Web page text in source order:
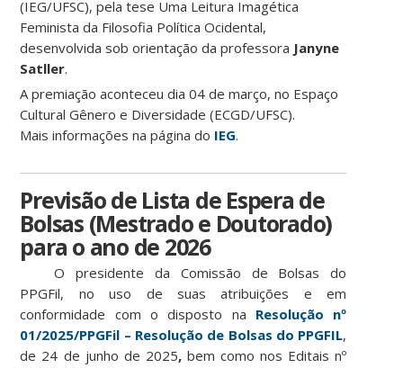
(IEG/UFSC), pela tese Uma Leitura Imagética
Feminista da Filosofia Política Ocidental,
desenvolvida sob orientação da professora Janyne
Satller.
A premiação aconteceu dia 04 de março, no Espaço
Cultural Gênero e Diversidade (ECGD/UFSC).
Mais informações na página do IEG.
Previsão de Lista de Espera de
Bolsas (Mestrado e Doutorado)
para o ano de 2026
O presidente da Comissão de Bolsas do
PPGFil, no uso de suas atribuições e em
conformidade com o disposto na Resolução nº
01/2025/PPGFil – Resolução de Bolsas do PPGFIL,
de 24 de junho de 2025, bem como nos Editais nº